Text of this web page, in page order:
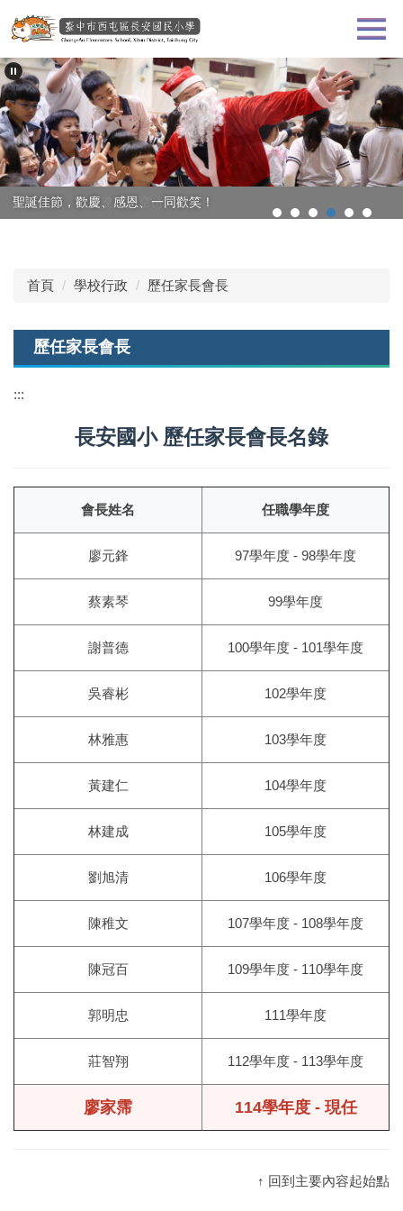
到
要
內
容
區
課程之外，仍有遼闊天空待我探索～
聖誕佳節，歡慶、感恩、一同歡笑！
首頁 學校行政 歷任家長會長
歷任家長會長
:::
長安國小 歷任家長會長名錄
會長姓名 任職學年度
廖元鋒 97學年度 - 98學年度
蔡素琴 99學年度
謝普德 100學年度 - 101學年度
吳睿彬 102學年度
林雅惠 103學年度
黃建仁 104學年度
林建成 105學年度
劉旭清 106學年度
陳稚文 107學年度 - 108學年度
陳冠百 109學年度 - 110學年度
郭明忠 111學年度
莊智翔 112學年度 - 113學年度
廖家霈 114學年度 - 現任
↑ 回到主要內容起始點